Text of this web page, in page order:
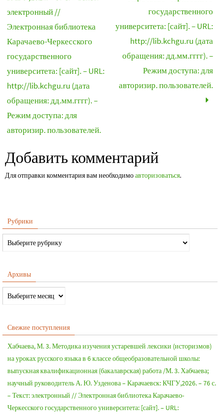
электронный //
Электронная библиотека
Карачаево-Черкесского
государственного
университета: [сайт]. – URL:
http://lib.kchgu.ru (дата
обращения: дд.мм.гггг). –
Режим доступа: для
авторизир. пользователей.
государственного
университета: [сайт]. – URL:
http://lib.kchgu.ru (дата
обращения: дд.мм.гггг). –
Режим доступа: для
авторизир. пользователей.
Добавить комментарий
Для отправки комментария вам необходимоавторизоваться.
Рубрики
Архивы
Свежие поступления
Хабчаева, М. 3. Методика изучения устаревшей лексики (историзмов)
на уроках русского языка в 6 классе общеобразовательной школы:
выпускная квалификационная (бакалаврская) работа /М. 3. Хабчаева;
научный руководитель А. Ю. Узденова – Карачаевск: КЧГУ,2026. – 76 с.
– Текст: электронный // Электронная библиотека Карачаево-
Черкесского государственного университета: [сайт]. – URL: